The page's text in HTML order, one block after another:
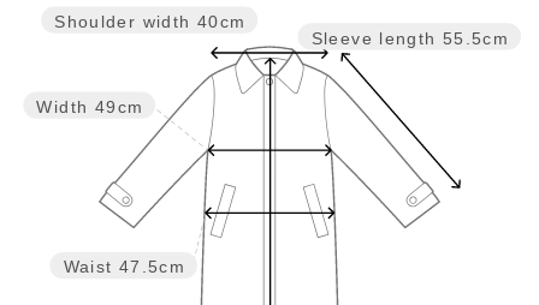
Sleeve length 55.5cm
Waist 47.5cm
Width 49cm
Shoulder width 40cm